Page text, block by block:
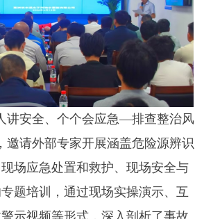
讲安全、个个会应急—排查整治风
邀请外部专家开展涵盖危险源辨识
场应急处置和救护、现场安全与
题培训，通过现场实操演示、互
示视频等形式，深入剖析了事故